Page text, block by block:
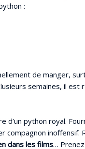
:
de manger,
semaines, il est
python royal.
compagnon inoffensif.
dans les films…